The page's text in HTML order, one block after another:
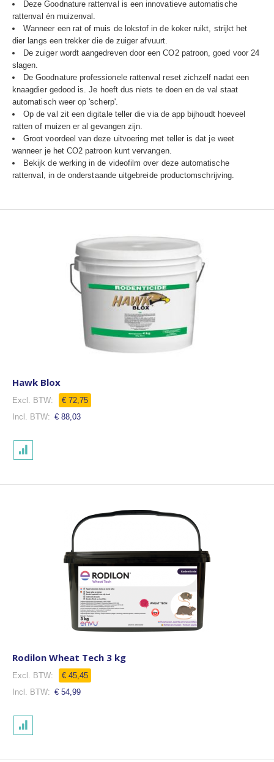
Deze Goodnature rattenval is een innovatieve automatische
rattenval én muizenval.
Wanneer een rat of muis de lokstof in de koker ruikt, strijkt het
dier langs een trekker die de zuiger afvuurt.
De zuiger wordt aangedreven door een CO2 patroon, goed voor 24
slagen.
De Goodnature professionele rattenval reset zichzelf nadat een
knaagdier gedood is. Je hoeft dus niets te doen en de val staat
automatisch weer op 'scherp'.
Op de val zit een digitale teller die via de app bijhoudt hoeveel
ratten of muizen er al gevangen zijn.
Groot voordeel van deze uitvoering met teller is dat je weet
wanneer je het CO2 patroon kunt vervangen.
Bekijk de werking in de videofilm over deze automatische
rattenval, in de onderstaande uitgebreide productomschrijving.
Hawk Blox
€ 72,75
€ 88,03
Rodilon Wheat Tech 3 kg
€ 45,45
€ 54,99